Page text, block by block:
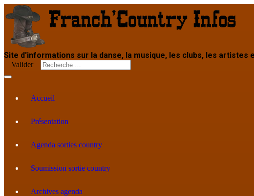
Site d'informations sur la danse, la musique, les clubs, les artistes
Valider
Accueil
Présentation
Agenda sorties country
Soumission sortie country
Archives agenda